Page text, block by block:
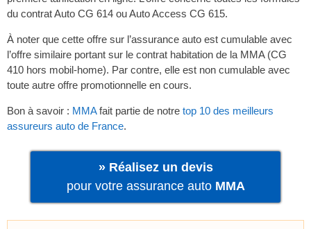
du contrat Auto CG 614 ou Auto Access CG 615.
À noter que cette offre sur l’assurance auto est cumulable avec
l’offre similaire portant sur le contrat habitation de la MMA (CG
410 hors mobil-home). Par contre, elle est non cumulable avec
toute autre offre promotionnelle en cours.
Bon à savoir : MMAfait partie de notre top 10 des meilleurs
assureurs auto de France.
» Réalisez un devis
pour votre assurance auto MMA